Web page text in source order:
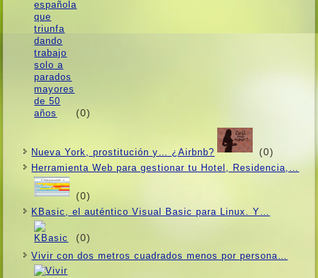
(0)
Nueva York, prostitución y… ¿Airbnb? (0)
Herramienta Web para gestionar tu Hotel, Residencia,…
(0)
KBasic, el auténtico Visual Basic para Linux. Y…
(0)
Vivir con dos metros cuadrados menos por persona…